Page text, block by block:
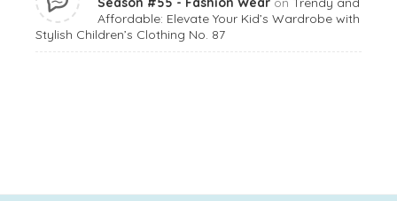
Affordable: Elevate Your Kid’s Wardrobe with
Stylish Children’s Clothing No. 87